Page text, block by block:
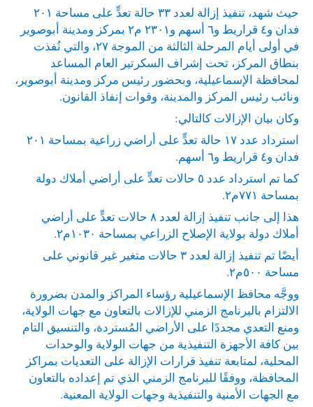
حيث شهد، تنفيذ إزالة لعدد ٣٣ حالة تعدٍّ على مساحة ٢٠١
فدان و٤ قراريط و٦ أسهم و٢٣٠١ م٢ بمركز ومدينة أبوصوير
في أولى أيام المرحلة الثالثة من الموجة ٢٧، والتي نُفذت
بنطاق المركز، تحت إشراف السكرتير العام المساعد
لمحافظة الإسماعيلية، وبحضور رئيس مركز ومدينة أبوصوير،
ونائب رئيس المركز والمدينة، وقوات إنفاذ القانون.
وكان بيان الإزالات كالتالي:
استرداد عدد ١٧ حالة تعدٍّ على أراضي زراعية بمساحة ٢٠١
فدان و٤ قراريط و٦ أسهم.
كما تم استرداد عدد ٥ حالات تعدٍّ على أراضي أملاك دولة
بمساحة ٧٧١م٢.
هذا إلى جانب تنفيذ إزالة لعدد ٨ حالات تعدٍّ على أراضي
أملاك دولة بولاية الإصلاح الزراعي بمساحة ١٠٣٠م٢.
أيضًا تم تنفيذ إزالة لعدد ٣ حالات متغير غير قانوني على
مساحة ٥٠٠م٢.
ووجَّه محافظ الإسماعيلية رؤساء المراكز والمدن بضرورة
الالتزام بالبرنامج الزمني للإزالات بالتعاون مع جهات الولاية،
ومنع التعدي مجددًا على الأراضي المُستردة، والتنسيق التام
بين كافة الأجهزة التنفيذية من جهات الولاية والوحدات
المحلية، لمتابعة تنفيذ قرارات الإزالة على التعديات بمراكز
المحافظة، ووفقًا للبرنامج الزمني الذي تم إعداده بالتعاون
مع الجهات الأمنية والتنفيذية وجهات الولاية المعنية.